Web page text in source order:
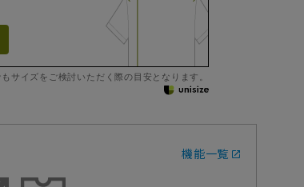
サイズをご検討いただく際の目安となります。
機能一覧